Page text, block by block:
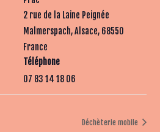
2 rue de la Laine Peignée
Malmerspach, Alsace, 68550
France
Téléphone
07 83 14 18 06
Déchèterie mobile